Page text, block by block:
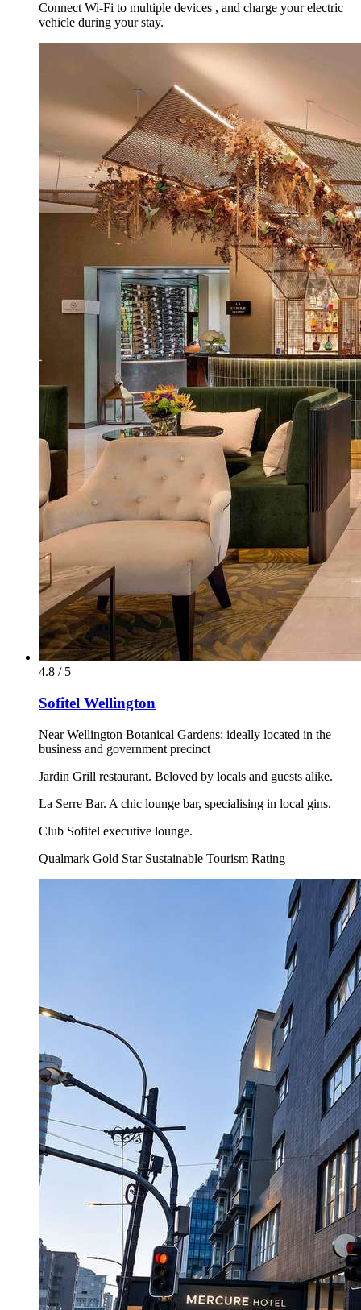
Connect Wi-Fi to multiple devices , and charge your electric
vehicle during your stay.
4.8 / 5
Sofitel Wellington
Near Wellington Botanical Gardens; ideally located in the
business and government precinct
Jardin Grill restaurant. Beloved by locals and guests alike.
La Serre Bar. A chic lounge bar, specialising in local gins.
Club Sofitel executive lounge.
Qualmark Gold Star Sustainable Tourism Rating